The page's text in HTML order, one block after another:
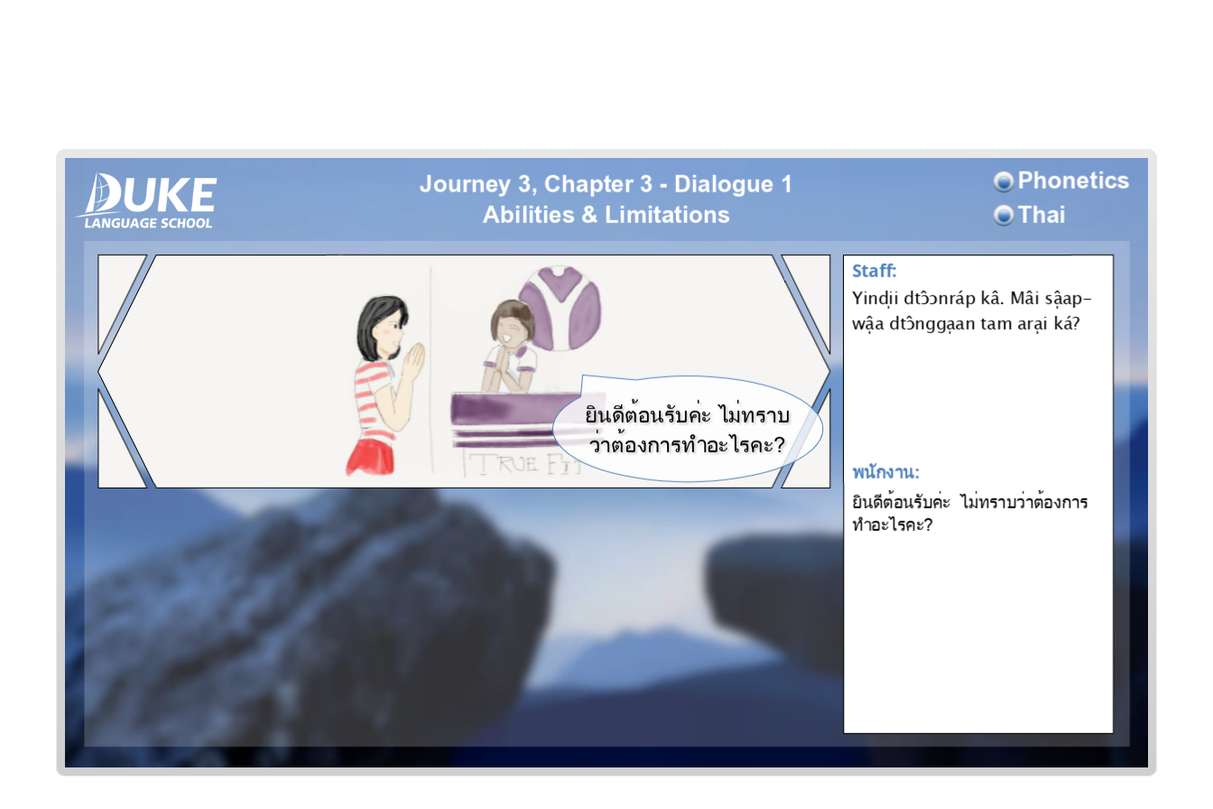
Phonetics
Thai
Abilities & Limitations
Journey 3, Chapter 3 - Dialogue 1
นนบะ ไมทาบวางกา
ทำะไะ?
พกงา:
Ynd dtnrp k. M sp-
w dtnggn tm r k?
Sta:
นนบะ ไมทาบ
วางกาทำะไะ?
นนบะ ไมทาบ
วางกาทำะไะ?